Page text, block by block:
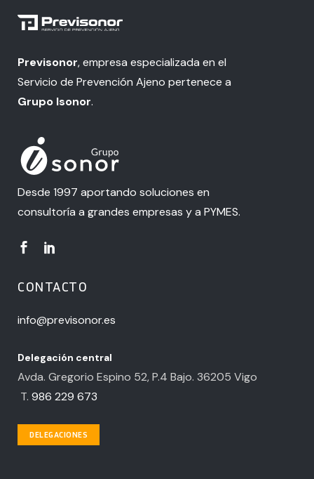
Previsonor, empresa especializada en el
Servicio de Prevención Ajeno pertenece a
Grupo Isonor.
Desde 1997 aportando soluciones en
consultoría a grandes empresas y a PYMES.
CONTACTO
info@previsonor.es
Delegación central
Avda. Gregorio Espino 52, P.4 Bajo. 36205 Vigo
T. 986 229 673
DELEGACIONES